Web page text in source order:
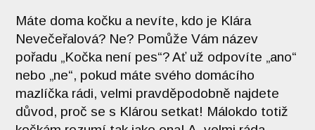
Máte doma kočku a nevíte, kdo je Klára
Nevečeřalová? Ne? Pomůže Vám název
pořadu „Kočka není pes“? Ať už odpovíte „ano“
nebo „ne“, pokud máte svého domácího
mazlíčka rádi, velmi pravděpodobně najdete
důvod, proč se s Klárou setkat! Málokdo totiž